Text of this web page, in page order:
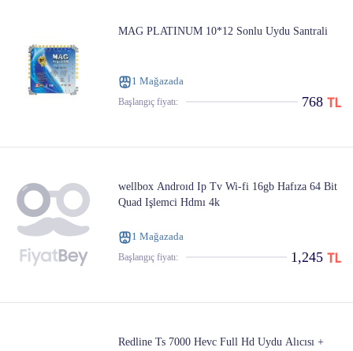
MAG PLATINUM 10*12 Sonlu Uydu Santrali
1 Mağazada
Başlangıç ​​fiyatı: 768
wellbox Androıd Ip Tv Wi-fi 16gb Hafıza 64 Bit
Quad Işlemci Hdmı 4k
1 Mağazada
Başlangıç ​​fiyatı: 1,245
Redline Ts 7000 Hevc Full Hd Uydu Alıcısı +